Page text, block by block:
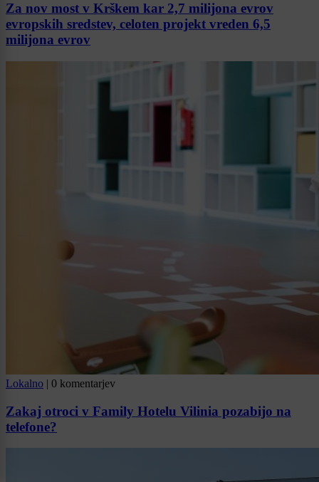
Za nov most v Krškem kar 2,7 milijona evrov
evropskih sredstev, celoten projekt vreden 6,5
milijona evrov
Lokalno | 0 komentarjev
Zakaj otroci v Family Hotelu Vilinia pozabijo na
telefone?